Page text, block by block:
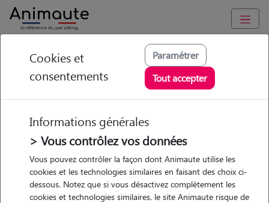
Animaute Bretagne Cotes-d'Armor /Ploufragan
Manon - Petsitter à
PLOUFRAGAN
• 32 ans
Garde
chez le Pet Sitter
Cookies et
consentements
Paramétrer
Tout accepter
Informations générales
> Vous contrôlez vos données
Vous pouvez contrôler la façon dont Animaute utilise les
cookies et les technologies similaires en faisant des choix ci-
dessous. Notez que si vous désactivez complètement les
cookies et technologies similaires, le site Animaute risque de